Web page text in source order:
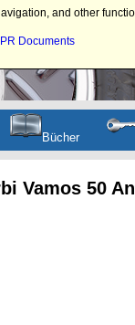
Bücher
Vamos 50
and other
Documents